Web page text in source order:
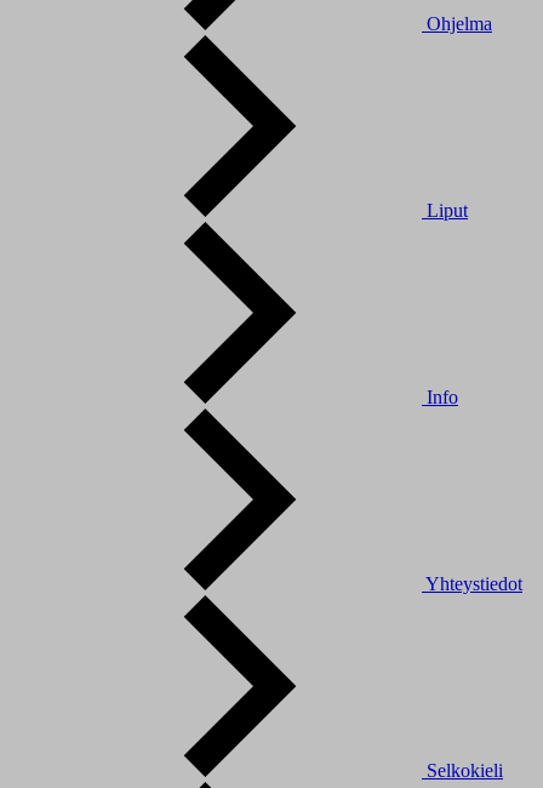
Ohjelma
Liput
Info
Yhteystiedot
Selkokieli